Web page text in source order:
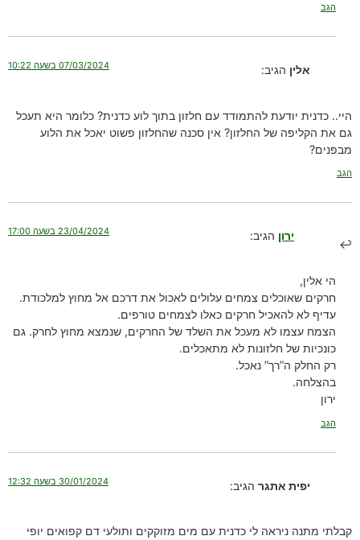
הגב
אלין הגיב: 07/03/2024 בשעה 10:22
היי.. כדנית יודעת להתמודד עם חלזון בתוך לוע כדנית? כלומר היא תעכל
גם את הקליפה של החלזון? אין סכנה שהחלזון פשוט יאכל את הלוע
מבפנים?
הגב
ירון הגיב: 23/04/2024 בשעה 17:00
הי אלין,
חרקים שאוכלים צמחים עלולים לאכול את דרכם אל מחוץ למלכודת.
עדיף לא להאכיל חרקים כאלו לצמחים טורפים.
הצמח עצמו לא מעכל את השלד של החרקים, שנמצא מחוץ לחרק. גם
כונכיות של חלזונות לא מתאכלים.
רק החלק ה”רך” נאכל.
בהצלחה.
ירון
הגב
יפית אתגר הגיב: 30/01/2024 בשעה 12:32
קבלתי מתנה ניראה לי כדנית עם מים מזוקקים ותולעי דם קפואים יופי